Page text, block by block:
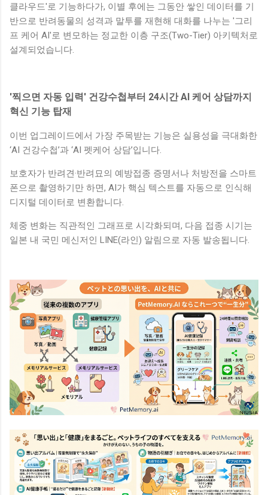
클라우드'로 기능하다가, 이별 후에는 그동안 쌓인 데이터를 기
반으로 반려동물의 성격과 말투를 재현해 대화를 나누는 '그리
프 케어 AI'로 변모하는 정교한 이층 구조(Two-Tier) 아키텍처로
설계되었습니다.
'찍으면 자동 입력' 건강수첩부터 24시간 AI 케어 상담까지
혁신 기능 탑재
이번 업그레이드에서 가장 주목받는 기능은 실용성을 극대화한
‘AI 건강수첩’과 ‘AI 펫케어 상담’입니다.
보호자가 반려견·반려묘의 예방접종 증명서나 처방전을 스마트
폰으로 촬영하기만 하면, AI가 핵심 텍스트를 자동으로 인식해
디지털 데이터로 변환합니다.
체중 변화는 직관적인 그래프로 시각화되며, 다음 접종 시기는
일본 내 국민 메신저인 LINE(라인) 알림으로 자동 발송됩니다.